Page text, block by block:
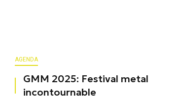
AGENDA
GMM 2025: Festival metal
incontournable